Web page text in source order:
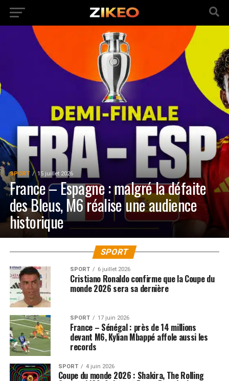
SPORT 15 juillet 2026
France – Espagne : malgré la défaite
des Bleus, M6 réalise une audience
historique
SPORT
SPORT 6 juillet 2026
Cristiano Ronaldo confirme que la Coupe du
monde 2026 sera sa dernière
SPORT 17 juin 2026
France – Sénégal : près de 14 millions
devant M6, Kylian Mbappé affole aussi les
records
SPORT 4 juin 2026
Coupe du monde 2026 : Shakira, The Rolling